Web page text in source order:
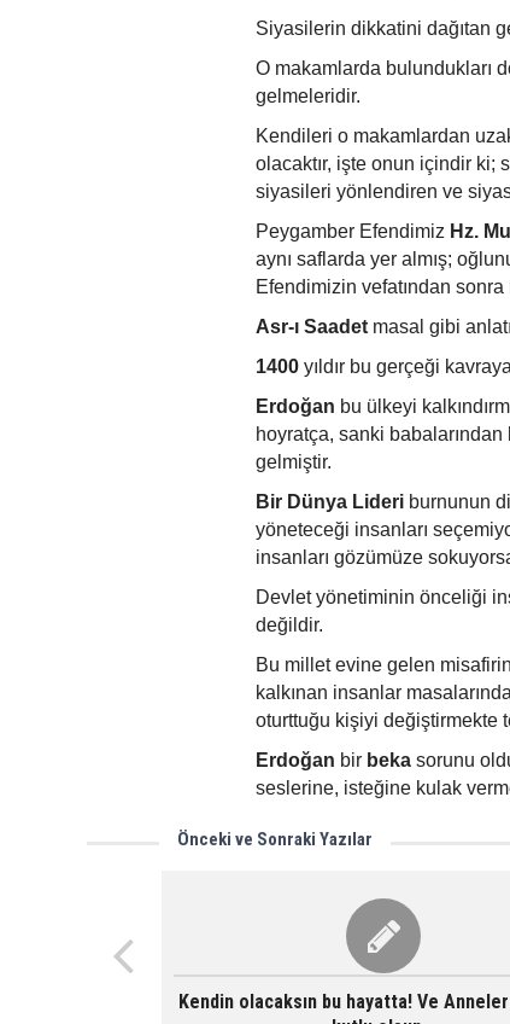
Siyasilerin dikkatini dağıtan
O makamlarda bulundukları
gelmeleridir.
Kendileri o makamlardan
olacaktır, işte onun içindir ki;
siyasileri yönlendiren ve
Peygamber Efendimiz Hz.
aynı saflarda yer almış;
Efendimizin vefatından
Asr-ı Saadet masal gibi
1400 yıldır bu gerçeği
Erdoğan bu ülkeyi
hoyratça, sanki
gelmiştir.
Bir Dünya Lideri burnunun
yöneteceği insanları
insanları gözümüze
Devlet yönetiminin önceliği
değildir.
Bu millet evine gelen
kalkınan insanlar
oturttuğu kişiyi değiştirmekte
Erdoğan bir beka sorunu
seslerine, isteğine kulak
Önceki ve Sonraki Yazılar
Kendin olacaksın bu hayatta! Ve